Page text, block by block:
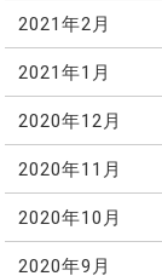
2021年2月
2021年1月
2020年12月
2020年11月
2020年10月
2020年9月